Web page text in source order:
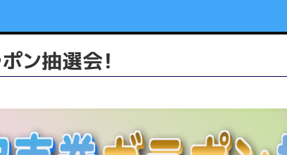
ン抽選会！